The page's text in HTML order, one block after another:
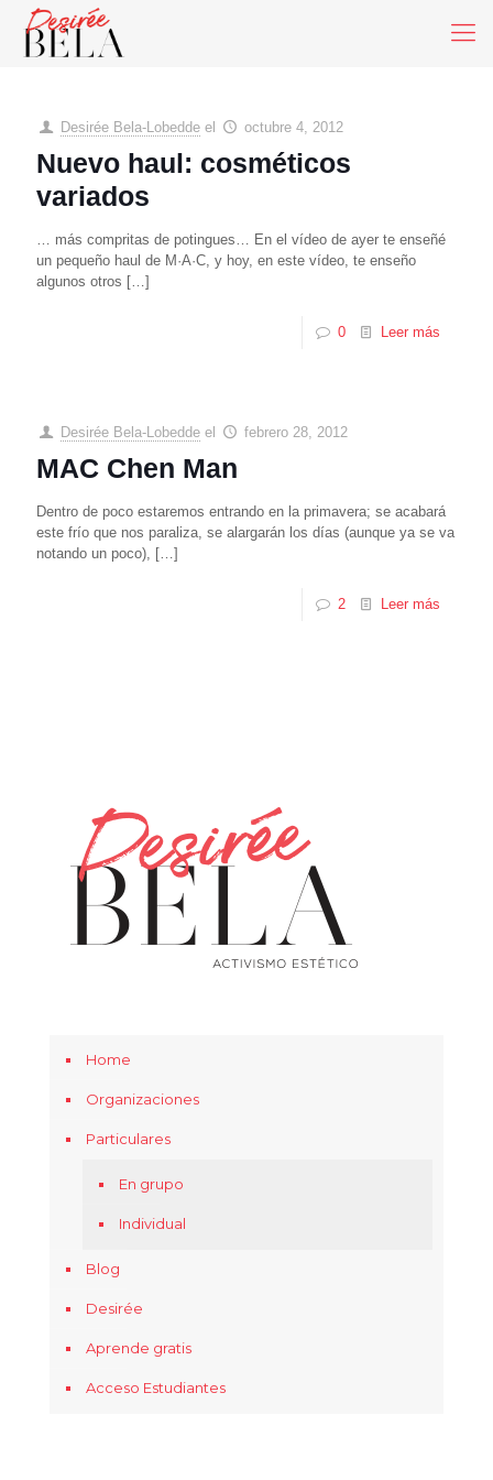
Desirée Bela-Lobedde el octubre 4, 2012
Nuevo haul: cosméticos
variados
… más compritas de potingues… En el vídeo de ayer te enseñé
un pequeño haul de M·A·C, y hoy, en este vídeo, te enseño
algunos otros […]
0 Leer más
Desirée Bela-Lobedde el febrero 28, 2012
MAC Chen Man
Dentro de poco estaremos entrando en la primavera; se acabará
este frío que nos paraliza, se alargarán los días (aunque ya se va
notando un poco), […]
2 Leer más
Home
Organizaciones
Particulares
En grupo
Individual
Blog
Desirée
Aprende gratis
Acceso Estudiantes